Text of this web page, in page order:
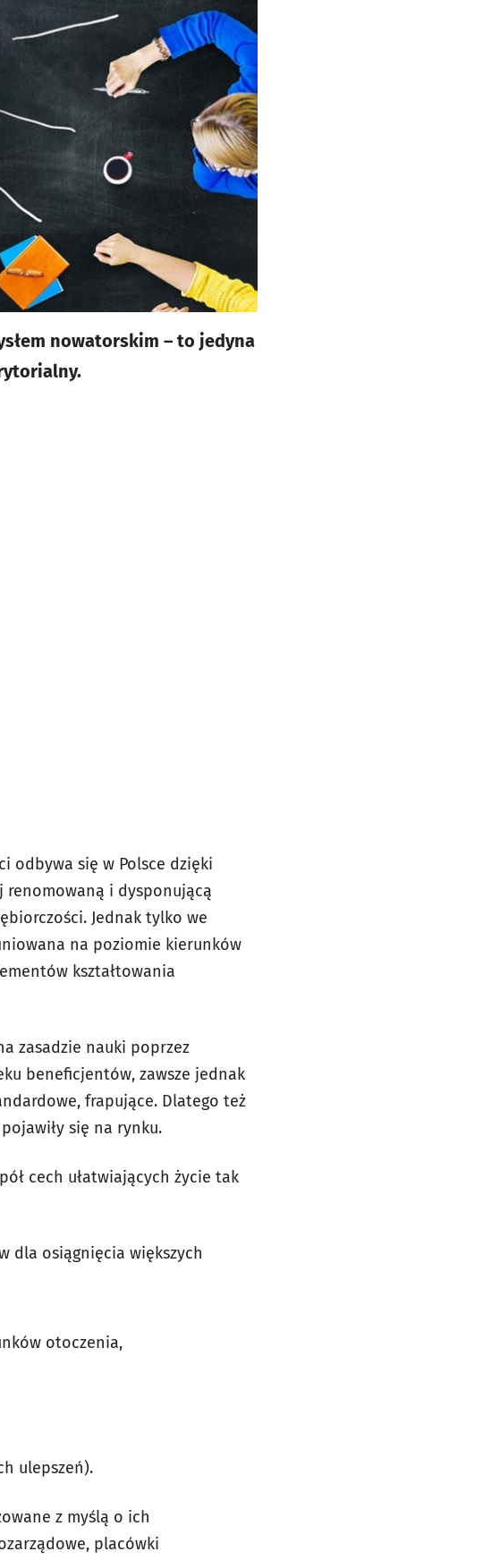
nowatorskim – to jedyna
odbywa się w Polsce dzięki
i dysponującą
Jednak tylko we
na poziomie kierunków
kształtowania
zasadzie nauki poprzez
beneficjentów, zawsze jednak
frapujące. Dlatego też
się na rynku.
cech ułatwiających życie tak
dla osiągnięcia większych
otoczenia,
ulepszeń).
z myślą o ich
placówki